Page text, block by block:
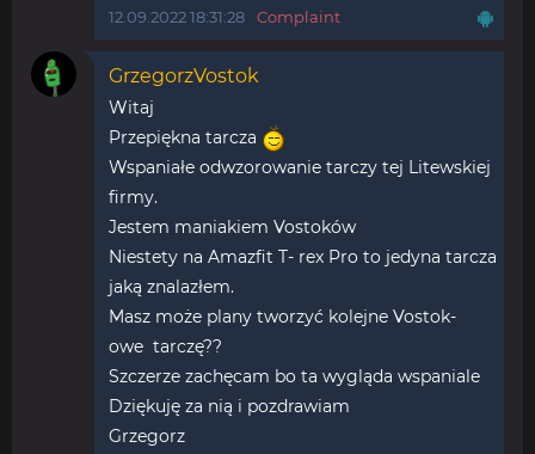
12.09.2022 18:31:28 Complaint
GrzegorzVostok
Witaj
Przepiękna tarcza
Wspaniałe odwzorowanie tarczy tej Litewskiej
firmy.
Jestem maniakiem Vostoków
Niestety na Amazfit T- rex Pro to jedyna tarcza
jaką znalazłem.
Masz może plany tworzyć kolejne Vostok-
owe tarczę??
Szczerze zachęcam bo ta wygląda wspaniale
Dziękuję za nią i pozdrawiam
Grzegorz